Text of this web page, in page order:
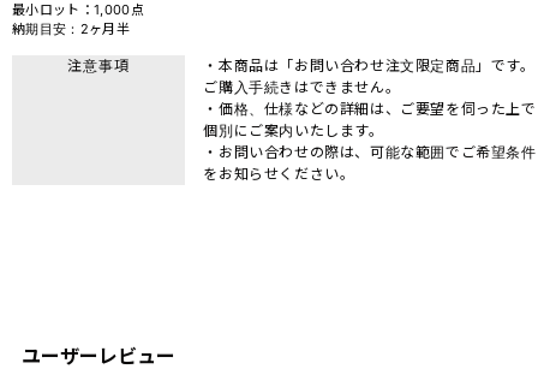
最小ロット：1,000点
納期目安：2ヶ月半
注意事項
・本商品は「お問い合わせ注文限定商品」です。
ご購入手続きはできません。
・価格、仕様などの詳細は、ご要望を伺った上で
個別にご案内いたします。
・お問い合わせの際は、可能な範囲でご希望条件
をお知らせください。
ユーザーレビュー